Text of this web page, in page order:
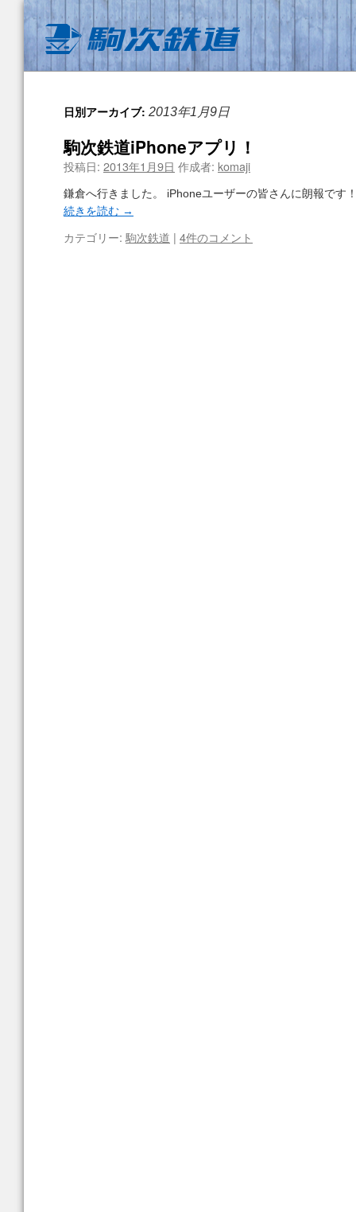
日別アーカイブ: 2013年1月9日
駒次鉄道iPhoneアプリ！
投稿日: 2013年1月9日 作成者: komaji
鎌倉へ行きました。 iPhoneユーザーの皆さんに朗報です
続きを読む →
カテゴリー: 駒次鉄道 | 4件のコメント